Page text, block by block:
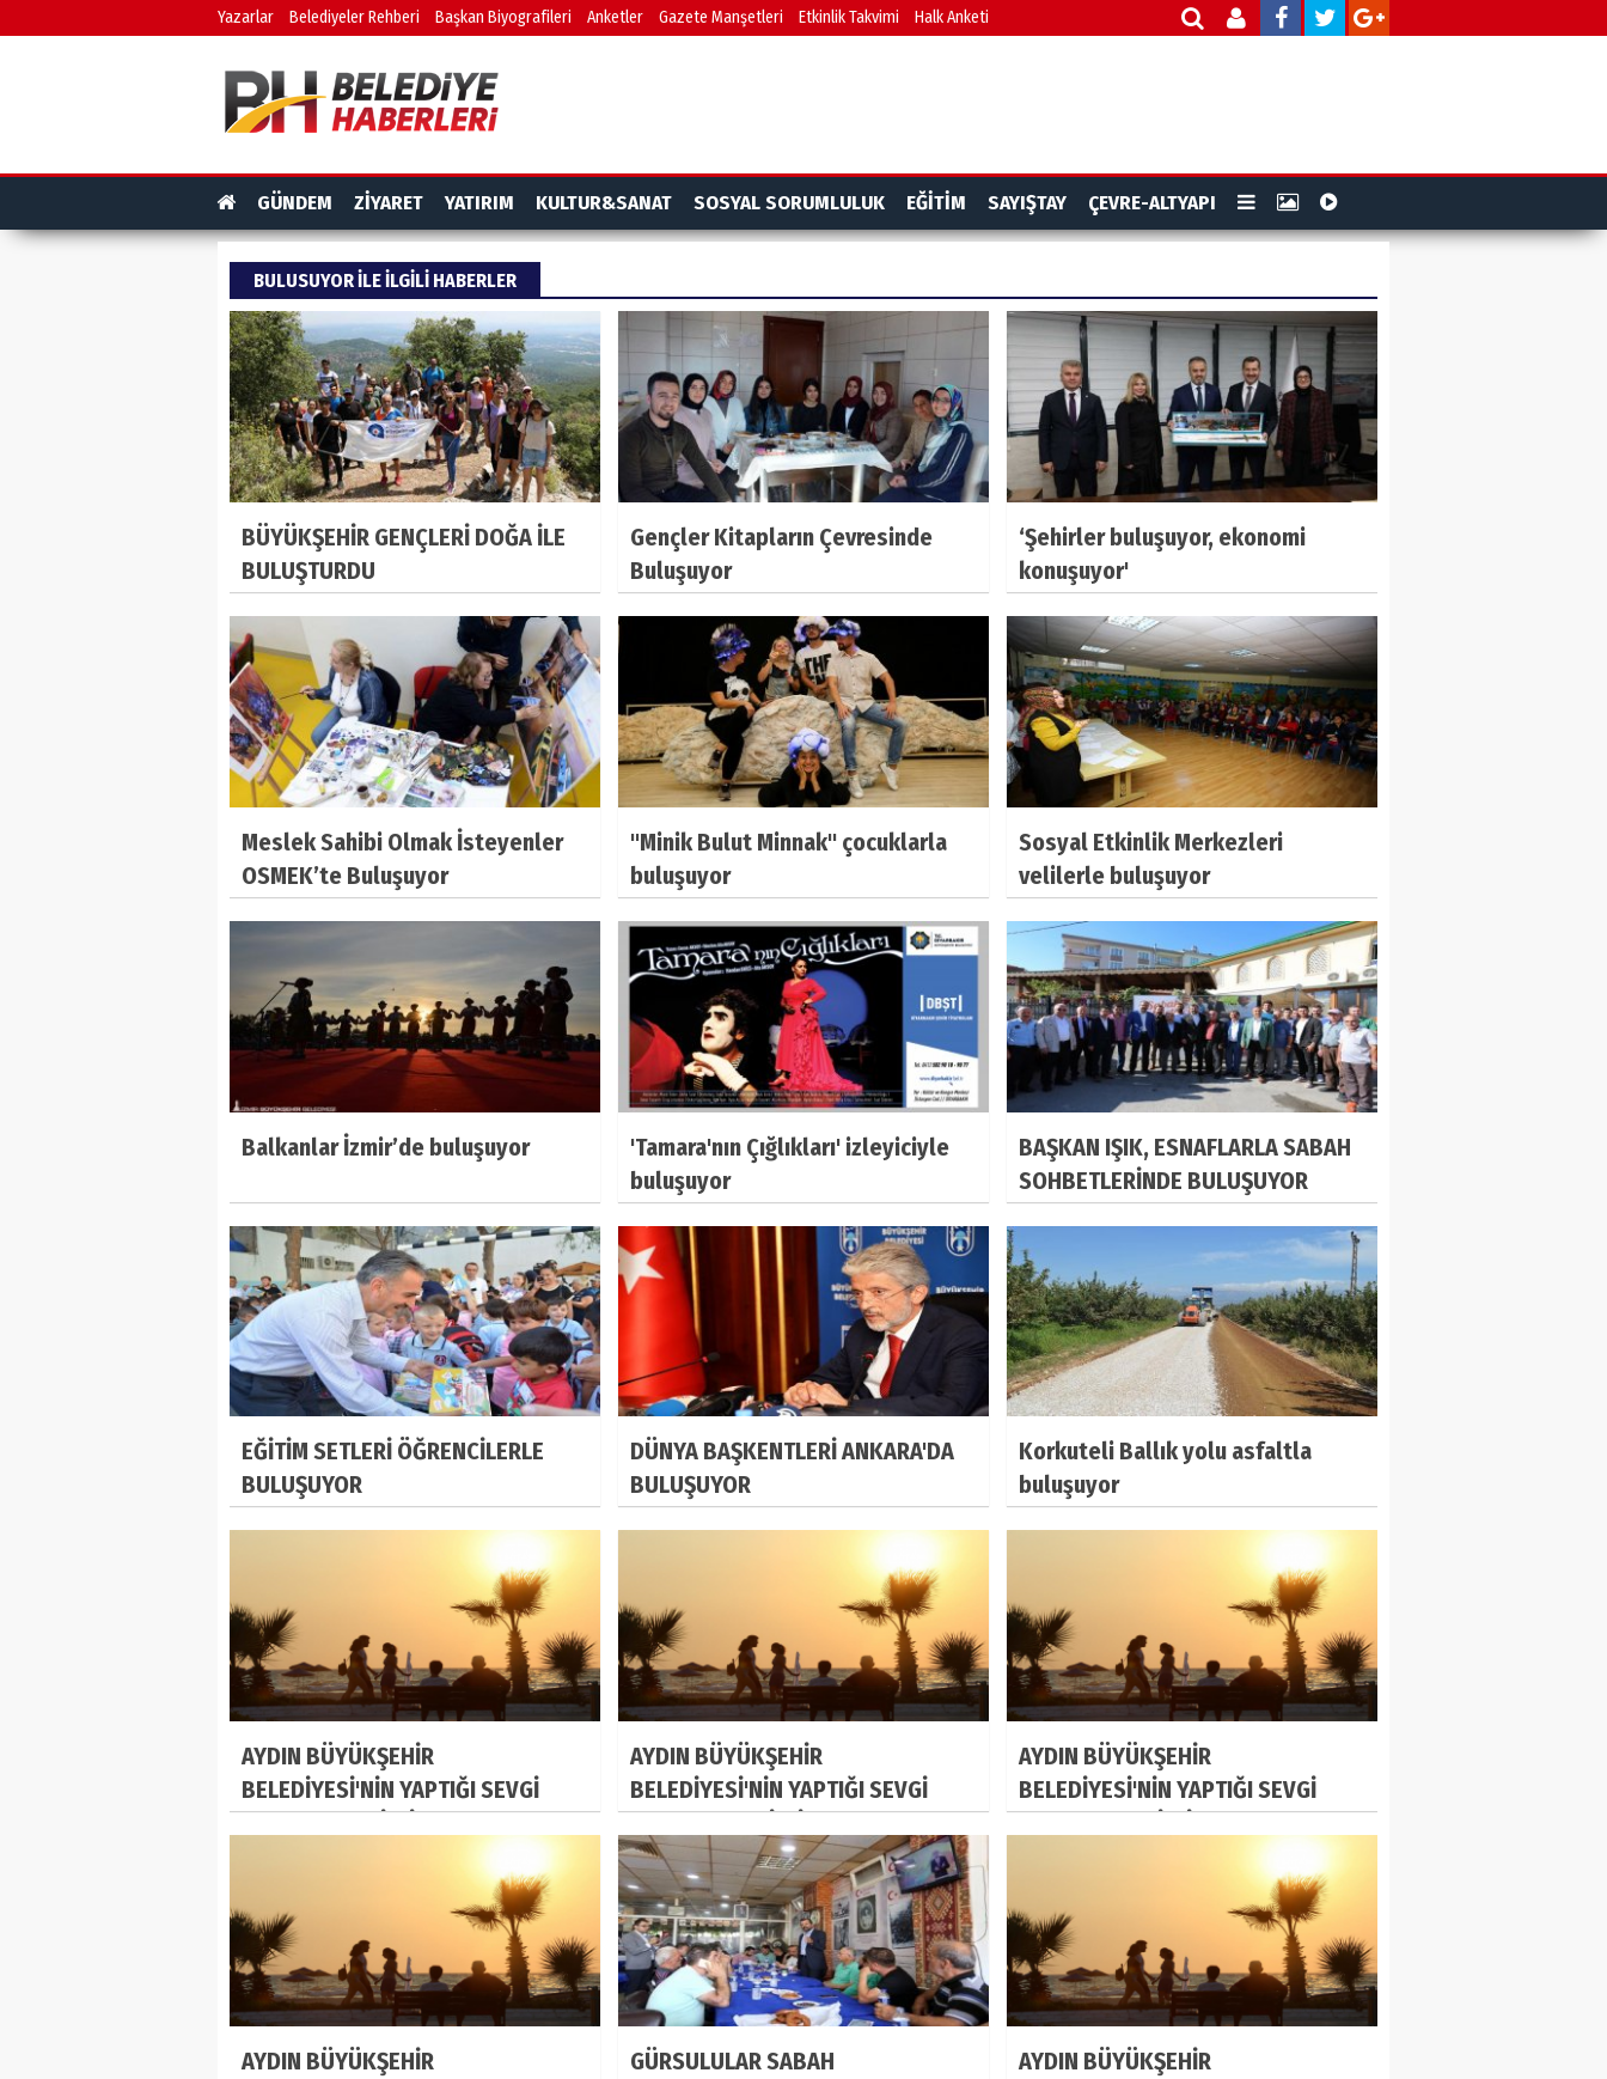
Yazarlar Belediyeler Rehberi Başkan Biyografileri Anketler Gazete Manşetleri Etkinlik Takvimi Halk Anketi
GÜNDEM ZİYARET YATIRIM KULTUR&SANAT SOSYAL SORUMLULUK EĞİTİM SAYIŞTAY ÇEVRE-ALTYAPI
BULUSUYOR ILE ILGILI HABERLER
BÜYÜKŞEHİR GENÇLERİ DOĞA İLE
BULUŞTURDU
Gençler Kitapların Çevresinde
Buluşuyor
‘Şehirler buluşuyor, ekonomi
konuşuyor'
Meslek Sahibi Olmak İsteyenler
OSMEK’te Buluşuyor
''Minik Bulut Minnak'' çocuklarla
buluşuyor
Sosyal Etkinlik Merkezleri
velilerle buluşuyor
Balkanlar İzmir’de buluşuyor
'Tamara'nın Çığlıkları' izleyiciyle
buluşuyor
BAŞKAN IŞIK, ESNAFLARLA SABAH
SOHBETLERİNDE BULUŞUYOR
EĞİTİM SETLERİ ÖĞRENCİLERLE
BULUŞUYOR
DÜNYA BAŞKENTLERİ ANKARA'DA
BULUŞUYOR
Korkuteli Ballık yolu asfaltla
buluşuyor
AYDIN BÜYÜKŞEHİR
BELEDİYESİ'NİN YAPTIĞI SEVGİ
AYDIN BÜYÜKŞEHİR
BELEDİYESİ'NİN YAPTIĞI SEVGİ
AYDIN BÜYÜKŞEHİR
BELEDİYESİ'NİN YAPTIĞI SEVGİ
AYDIN BÜYÜKŞEHİR
GÜRSULULAR SABAH
AYDIN BÜYÜKŞEHİR